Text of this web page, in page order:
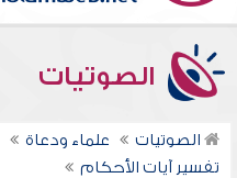
الصوتيات
الصوتيات علماء ودعاة
تفسير آيات الأحكام